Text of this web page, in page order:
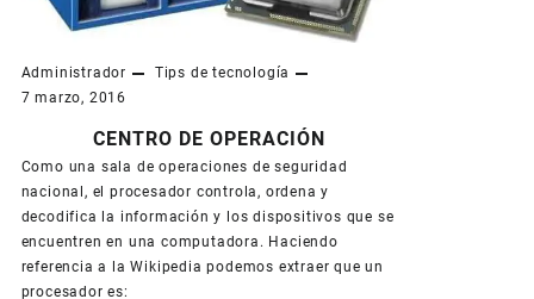
Administrador
Tips de tecnología
7 marzo, 2016
CENTRO DE OPERACIÓN
Como una sala de operaciones de seguridad
nacional, el procesador controla, ordena y
decodifica la información y los dispositivos que se
encuentren en una computadora. Haciendo
referencia a la Wikipedia podemos extraer que un
procesador es: